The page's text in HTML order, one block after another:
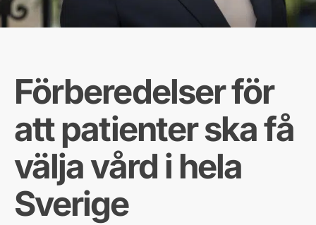
Förberedelser för
att patienter ska få
välja vård i hela
Sverige